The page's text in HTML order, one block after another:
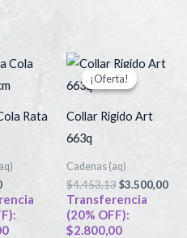
Rata
¡Oferta!
¡Oferta!
Collar Rigido Art
663q
Cadenas (aq)
$4.453,13
El
precio
original
$4.453,13.
$3.500,00
Transferencia
(20% OFF):
$2.800,00